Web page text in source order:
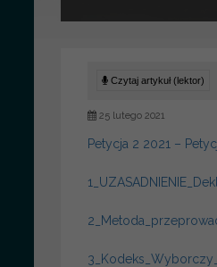
Czytaj artykuł (lektor)
25 lutego 2021
Petycja 2 2021 –